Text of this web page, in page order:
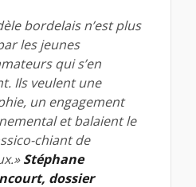
bordelais n’est plus
les jeunes
qui s’en
Ils veulent une
un engagement
et balaient le
chiant de
Stéphane
dossier